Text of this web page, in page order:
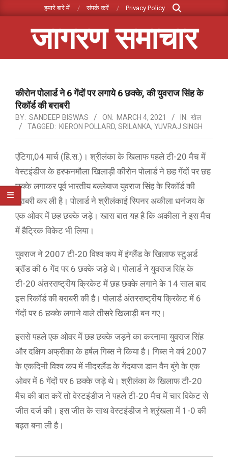
to
हमारे बारे में संपर्क करें Privacy Policy
Search
जागरण समाचार
Menuकीरोन पोलार्ड ने 6 गेंदों पर लगाये 6 छक्के, की युवराज सिंह के
रिकॉर्ड की बराबरी
BY: SANDEEP BISWAS ON: MARCH 4, 2021 IN: खेल
TAGGED: KIERON POLLARD, SRILANKA, YUVRAJ SINGH
एंटिगा,04 मार्च (हि.स.)। श्रीलंका के खिलाफ पहले टी-20 मैच में
वेस्टइंडीज के हरफनमौला खिलाड़ी कीरोन पोलार्ड ने छह गेंदों पर छह
छक्के लगाकर पूर्व भारतीय बल्लेबाज युवराज सिंह के रिकॉर्ड की
बराबरी कर ली है। पोलार्ड ने श्रीलंकाई स्पिनर अकीला धनंजय के
एक ओवर में छह छक्के जड़े। खास बात यह है कि अकीला ने इस मैच
में हैट्रिक विकेट भी लिया।
युवराज ने 2007 टी-20 विश्व कप में इंग्लैंड के खिलाफ स्टुअर्ड
ब्रॉड की 6 गेंद पर 6 छक्के जड़े थे। पोलार्ड ने युवराज सिंह के
टी-20 अंतरराष्ट्रीय क्रिकेट में छह छक्के लगाने के 14 साल बाद
इस रिकॉर्ड की बराबरी की है। पोलार्ड अंतरराष्ट्रीय क्रिकेट में 6
गेंदों पर 6 छक्के लगाने वाले तीसरे खिलाड़ी बन गए।
इससे पहले एक ओवर में छह छक्के जड़ने का करनामा युवराज सिंह
और दक्षिण अफ्रीका के हर्षल गिब्स ने किया है। गिब्स ने वर्ष 2007
के एकदिनी विश्व कप में नीदरलैंड के गेंदबाज डान वैन बुंगे के एक
ओवर में 6 गेंदों पर 6 छक्के जड़े थे। श्रीलंका के खिलाफ टी-20
मैच की बात करें तो वेस्टइंडीज ने पहले टी-20 मैच में चार विकेट से
जीत दर्ज की। इस जीत के साथ वेस्टइंडीज ने श्रृंखला में 1-0 की
बढ़त बना ली है।